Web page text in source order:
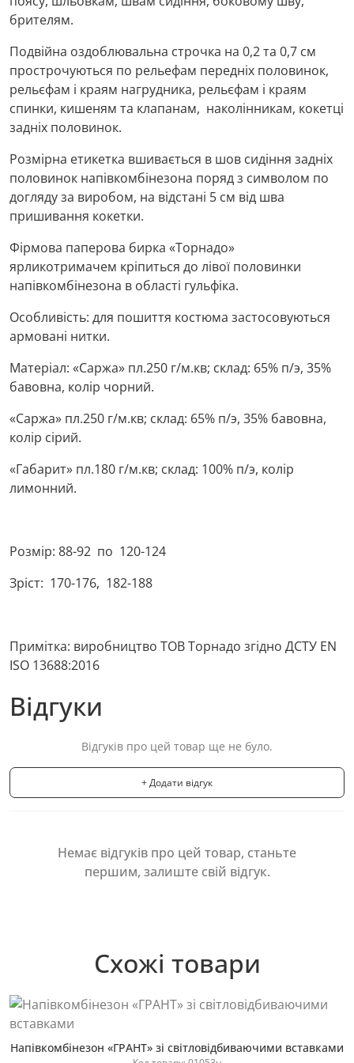
брителям.
Подвійна оздоблювальна строчка на 0,2 та 0,7 см
прострочуються по рельефам передніх половинок,
рельєфам і краям нагрудника, рельєфам і краям
спинки, кишеням та клапанам, наколінникам, кокетці
задніх половинок.
Розмірна етикетка вшивається в шов сидіння задніх
половинок напівкомбінезона поряд з символом по
догляду за виробом, на відстані 5 см від шва
пришивання кокетки.
Фірмова паперова бирка «Торнадо»
ярликотримачем кріпиться до лівої половинки
напівкомбінезона в області гульфіка.
Особливість: для пошиття костюма застосовуються
армовані нитки.
Матеріал: «Саржа» пл.250 г/м.кв; склад: 65% п/э, 35%
бавовна, колір чорний.
«Саржа» пл.250 г/м.кв; склад: 65% п/э, 35% бавовна,
колір сірий.
«Габарит» пл.180 г/м.кв; склад: 100% п/э, колір
лимонний.
Розмір: 88-92 по 120-124
Зріст: 170-176, 182-188
Примітка: виробництво ТОВ Торнадо згідно ДСТУ EN
ISO 13688:2016
Відгуки
Відгуків про цей товар ще не було.
+ Додати відгук
Немає відгуків про цей товар, станьте
першим, залиште свій відгук.
Схожі товари
Напівкомбінезон «ГРАНТ» зі світловідбиваючими вставками